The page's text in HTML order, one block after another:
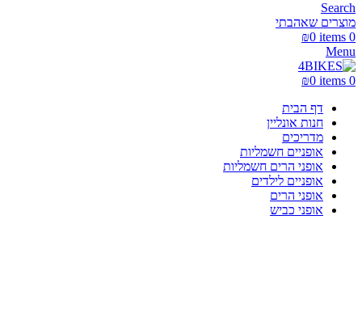
Search
מוצרים שאהבתי
0
items
₪0
Menu
0
items
₪0
דף הבית
חנות אונליין
מדריכים
אופניים חשמליות
אופני הרים חשמליות
אופניים לילדים
אופני הרים
אופני כביש